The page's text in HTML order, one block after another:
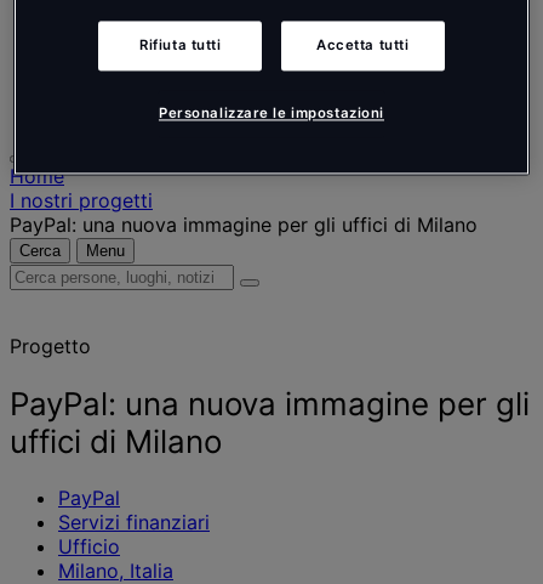
Home
I nostri progetti
PayPal: una nuova immagine per gli uffici di Milano
Cerca Menu
Cerca
notizie
approfondimenti
Progetto
PayPal: una nuova immagine per gli
uffici di Milano
PayPal
Servizi finanziari
Ufficio
Milano, Italia
Rifiuta tutti Accetta tutti
Personalizzare le impostazioni